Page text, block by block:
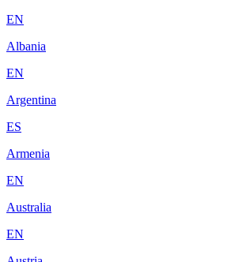
EN
Albania
EN
Argentina
ES
Armenia
EN
Australia
EN